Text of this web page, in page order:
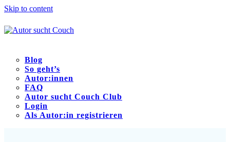
Skip to content
Blog
So geht’s
Autor:innen
FAQ
Autor sucht Couch Club
Login
Als Autor:in registrieren